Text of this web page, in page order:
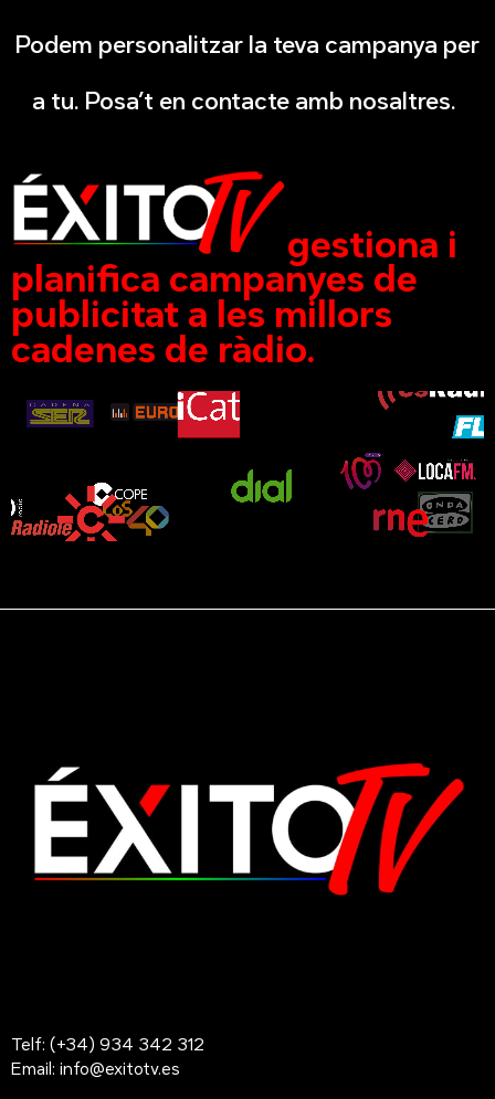
Podem personalitzar la teva campanya per
a tu. Posa’t en contacte amb nosaltres.
gestiona i
planifica campanyes de
publicitat a les millors
cadenes de ràdio.
Telf: (+34) 934 342 312
Email: info@exitotv.es